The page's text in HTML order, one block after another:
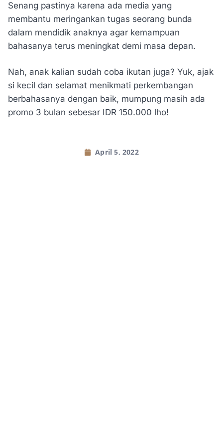
Senang pastinya karena ada media yang
membantu meringankan tugas seorang bunda
dalam mendidik anaknya agar kemampuan
bahasanya terus meningkat demi masa depan.
Nah, anak kalian sudah coba ikutan juga? Yuk, ajak
si kecil dan selamat menikmati perkembangan
berbahasanya dengan baik, mumpung masih ada
promo 3 bulan sebesar IDR 150.000 lho!
April 5, 2022